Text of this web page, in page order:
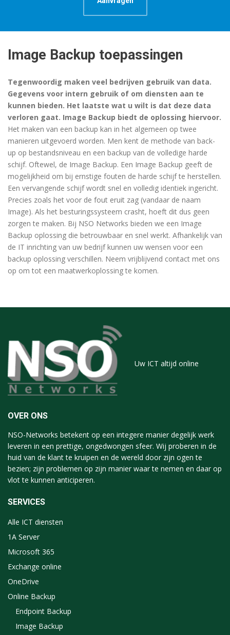
Image Backup toepassingen
Tegenwoordig maken veel bedrijven gebruik van data.
Gegevens voor intern gebruik of om diensten aan te
kunnen bieden. Het laatste wat u wilt is dat deze data
verloren gaat. Image Backup biedt de oplossing hiervoor.
Het maken van een backup kan in het algemeen op twee
manieren uitgevoerd worden. Men kent de methode van back-
up op bestandsniveau en een backup van de volledige harde
schijf. Oftewel, de Image Backup. Een Image Backup geeft de
mogelijkheid om bij ernstige fouten de harde schijf te herstellen.
Een vervangende schijf wordt snel en volledig identiek ingericht.
Precies zoals het voor de fout eruit zag (vandaar de naam
Image). Als het besturingssysteem crasht, hoeft dit dus geen
zorgen te maken. Bij NSO Networks bieden we een Image
Backup oplossing die betrouwbaar en snel werkt. Afhankelijk van
de IT inrichting van uw bedrijf kunnen uw wensen voor een
backup oplossing verschillen. Neem vrijblijvend contact met ons
op om tot een maatwerkoplossing te komen.
Uw ICT altijd online
OVER ONS
NSO-Networks betekent op een integere manier degelijk werk
leveren in een prettige, ongedwongen sfeer. Wij proberen in de
huid van de klant te kruipen en de wereld door zijn ogen te
bezien; zijn problemen op zijn manier waar te nemen en daar op
vlot te kunnen anticiperen.
SERVICES
Alle ICT diensten
1A Server
Microsoft 365
Exchange online
OneDrive
Online Backup
Endpoint Backup
Image Backup